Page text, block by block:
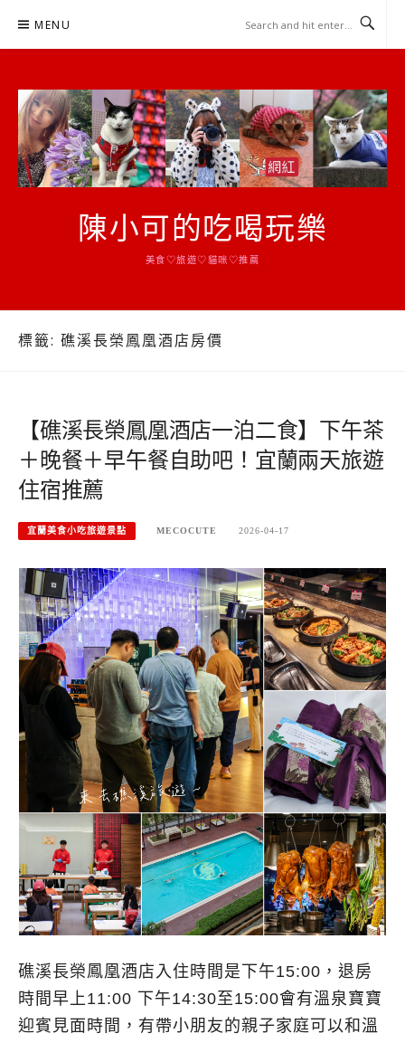
MENU
陳小可的吃喝玩樂
美食♡旅遊♡貓咪♡推薦
標籤: 礁溪長榮鳳凰酒店房價
【礁溪長榮鳳凰酒店一泊二食】下午茶
＋晚餐＋早午餐自助吧！宜蘭兩天旅遊
住宿推薦
宜蘭美食小吃旅遊景點 MECOCUTE 2026-04-17
礁溪長榮鳳凰酒店入住時間是下午15:00，退房
時間早上11:00 下午14:30至15:00會有溫泉寶寶
迎賓見面時間，有帶小朋友的親子家庭可以和溫